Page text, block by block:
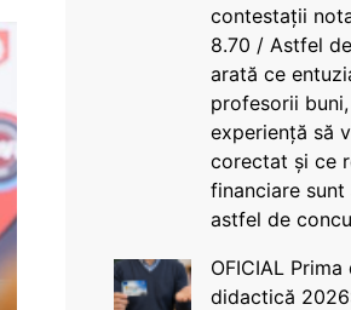
contestații
8.70 / Astfel
arată ce
profesorii
experiență să
corectat și ce
financiare sunt
astfel de
OFICIAL
didactică